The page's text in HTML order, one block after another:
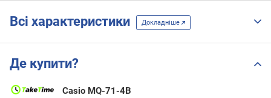
Всі характеристики Докладніше
Де купити?
Casio MQ-71-4B